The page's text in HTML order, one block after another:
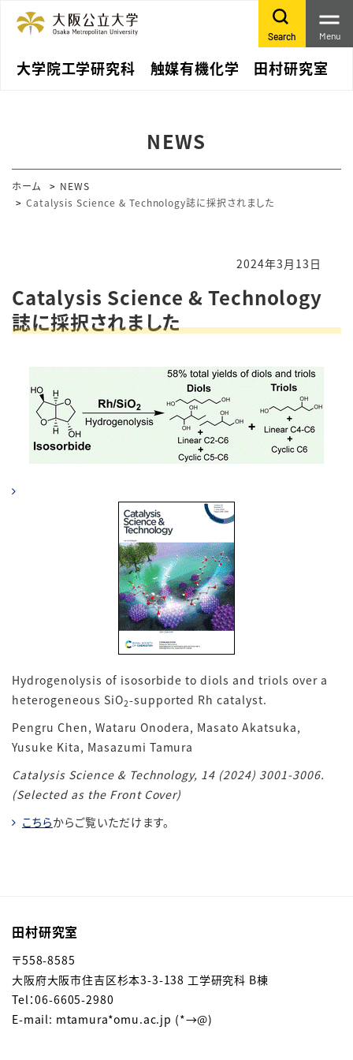
大学院工学研究科 触媒有機化学 田村研究室
Search Menu
NEWS
ホーム
NEWS
Catalysis Science & Technology誌に採択されました
2024年3月13日
Catalysis Science & Technology
誌に採択されました
Hydrogenolysis of isosorbide to diols and triols over a
heterogeneous SiO2-supported Rh catalyst.
Pengru Chen, Wataru Onodera, Masato Akatsuka,
Yusuke Kita, Masazumi Tamura
Catalysis Science & Technology, 14 (2024) 3001-3006.
(Selected as the Front Cover)
こちらからご覧いただけます。
田村研究室
〒558-8585
大阪府大阪市住吉区杉本3-3-138 工学研究科 B棟
Tel：06-6605-2980
E-mail: mtamura*omu.ac.jp (*→@)